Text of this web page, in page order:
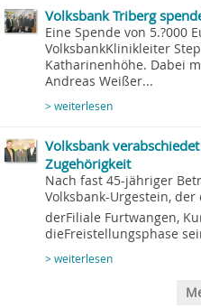
Volksbank Triberg
Eine Spende von 5.?000
VolksbankKlinikleiter
Katharinenhöhe. Dabei
Andreas Weißer...
> weiterlesen
Volksbank
Zugehörigkeit
Nach fast 45-jähriger
Volksbank-Urgestein,
derFiliale Furtwangen,
dieFreistellungsphase
> weiterlesen